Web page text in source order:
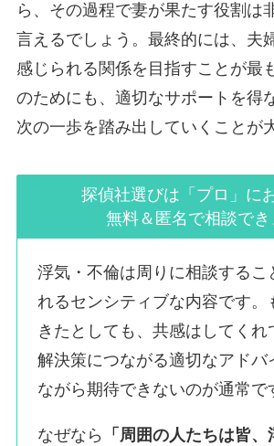
ら、その過程で妻が果たす役割は
言えるでしょう。最終的には、夫
感じられる関係を目指すことが最
のためにも、適切なサポートを得
次の一歩を踏み出していくことが
探偵社選びは「プロ」に
無料＆匿名で相談でき
浮気・不倫は周りに相談するこ
れるセンシティブな内容です。
きたとしても、共感はしてくれ
解決策につながる適切なアドバ
ながら期待できないのが通常で
なぜなら
「周囲の人たちは皆